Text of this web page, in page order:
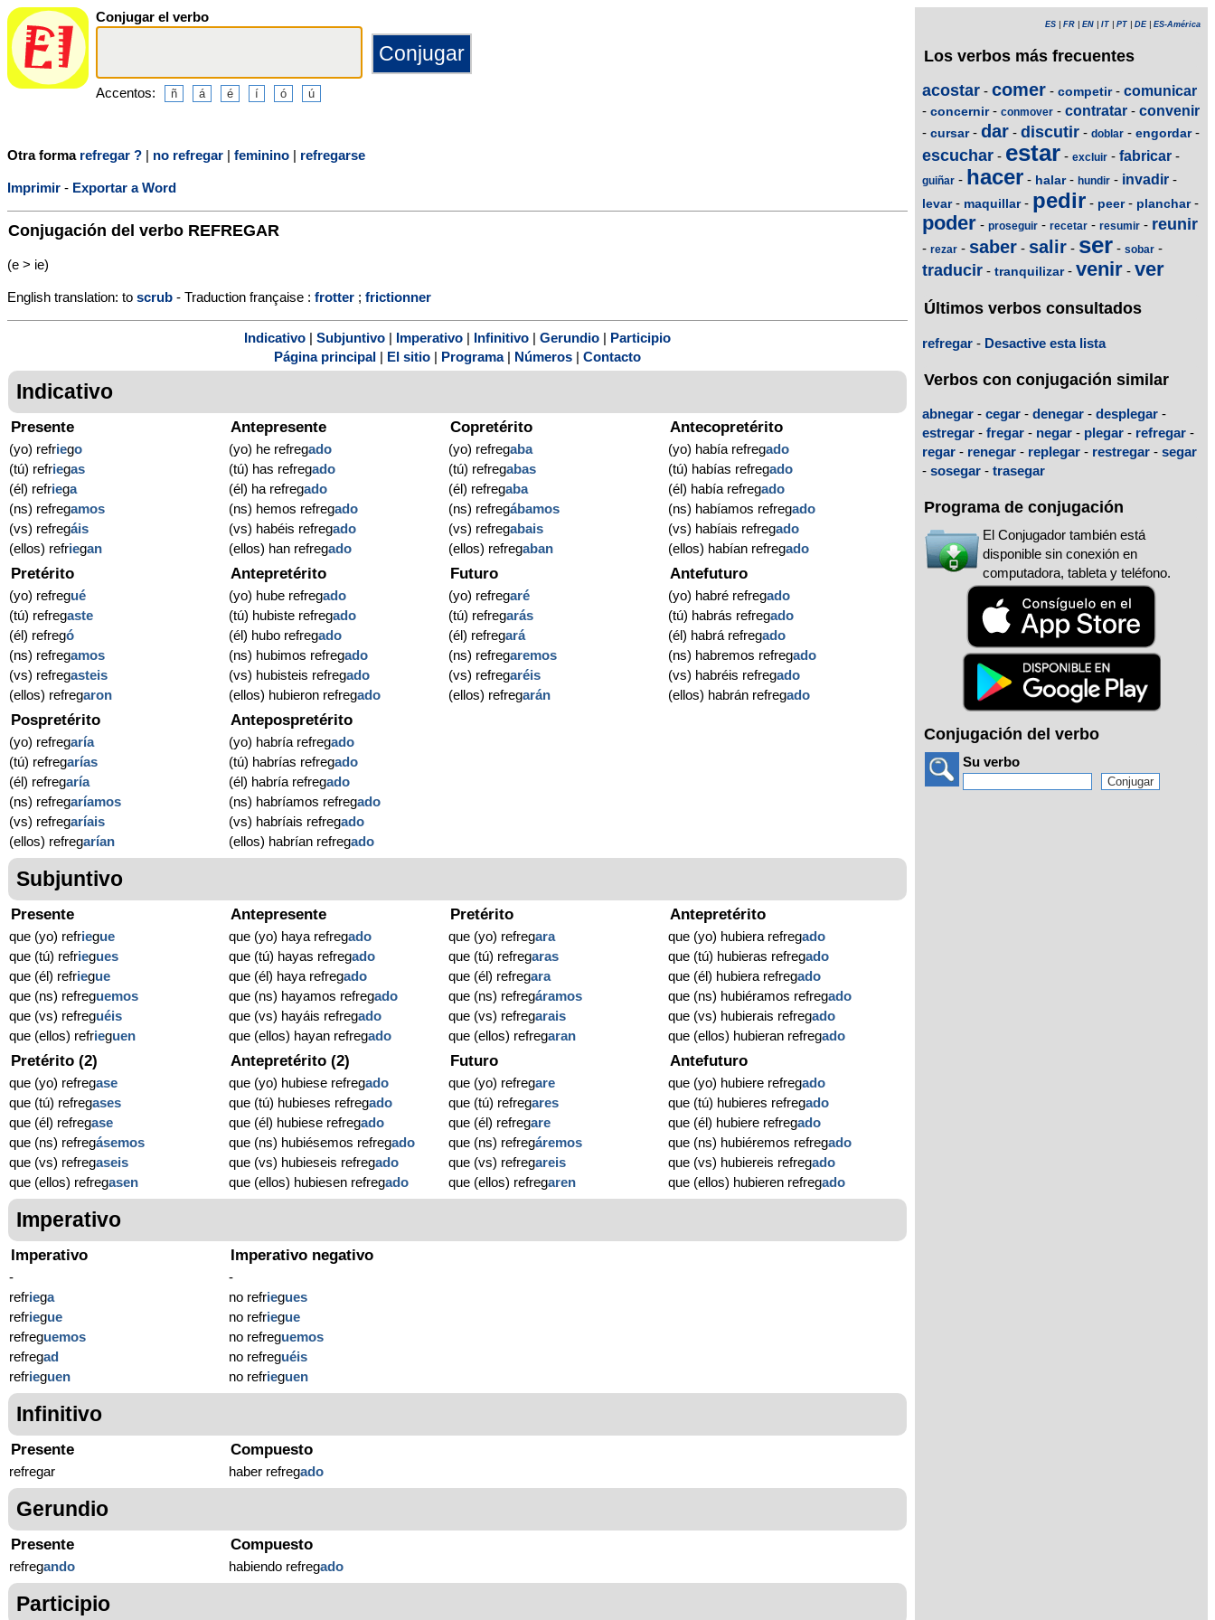
Conjugar el verbo
Accentos:
Otra forma refregar ? | no refregar | feminino | refregarse
Imprimir - Exportar a Word
Conjugación del verbo REFREGAR
(e > ie)
English translation: to scrub - Traduction française : frotter ; frictionner
Indicativo | Subjuntivo | Imperativo | Infinitivo | Gerundio | Participio
Página principal | El sitio | Programa| Números | Contacto
Indicativo
Presente
(yo) refriego
(tú) refriegas
(él) refriega
(ns) refregamos
(vs) refregáis
(ellos) refriegan
Antepresente
(yo) he refregado
(tú) has refregado
(él) ha refregado
(ns) hemos refregado
(vs) habéis refregado
(ellos) han refregado
Copretérito
(yo) refregaba
(tú) refregabas
(él) refregaba
(ns) refregábamos
(vs) refregabais
(ellos) refregaban
Antecopretérito
(yo) había refregado
(tú) habías refregado
(él) había refregado
(ns) habíamos refregado
(vs) habíais refregado
(ellos) habían refregado
Pretérito
(yo) refregué
(tú) refregaste
(él) refregó
(ns) refregamos
(vs) refregasteis
(ellos) refregaron
Antepretérito
(yo) hube refregado
(tú) hubiste refregado
(él) hubo refregado
(ns) hubimos refregado
(vs) hubisteis refregado
(ellos) hubieron refregado
Futuro
(yo) refregaré
(tú) refregarás
(él) refregará
(ns) refregaremos
(vs) refregaréis
(ellos) refregarán
Antefuturo
(yo) habré refregado
(tú) habrás refregado
(él) habrá refregado
(ns) habremos refregado
(vs) habréis refregado
(ellos) habrán refregado
Pospretérito
(yo) refregaría
(tú) refregarías
(él) refregaría
(ns) refregaríamos
(vs) refregaríais
(ellos) refregarían
Antepospretérito
(yo) habría refregado
(tú) habrías refregado
(él) habría refregado
(ns) habríamos refregado
(vs) habríais refregado
(ellos) habrían refregado
Subjuntivo
Presente
que (yo) refriegue
que (tú) refriegues
que (él) refriegue
que (ns) refreguemos
que (vs) refreguéis
que (ellos) refrieguen
Antepresente
que (yo) haya refregado
que (tú) hayas refregado
que (él) haya refregado
que (ns) hayamos refregado
que (vs) hayáis refregado
que (ellos) hayan refregado
Pretérito
que (yo) refregara
que (tú) refregaras
que (él) refregara
que (ns) refregáramos
que (vs) refregarais
que (ellos) refregaran
Antepretérito
que (yo) hubiera refregado
que (tú) hubieras refregado
que (él) hubiera refregado
que (ns) hubiéramos refregado
que (vs) hubierais refregado
que (ellos) hubieran refregado
Pretérito (2)
que (yo) refregase
que (tú) refregases
que (él) refregase
que (ns) refregásemos
que (vs) refregaseis
que (ellos) refregasen
Antepretérito (2)
que (yo) hubiese refregado
que (tú) hubieses refregado
que (él) hubiese refregado
que (ns) hubiésemos refregado
que (vs) hubieseis refregado
que (ellos) hubiesen refregado
Futuro
que (yo) refregare
que (tú) refregares
que (él) refregare
que (ns) refregáremos
que (vs) refregareis
que (ellos) refregaren
Antefuturo
que (yo) hubiere refregado
que (tú) hubieres refregado
que (él) hubiere refregado
que (ns) hubiéremos refregado
que (vs) hubiereis refregado
que (ellos) hubieren refregado
Imperativo
Imperativo
-
refriega
refriegue
refreguemos
refregad
refrieguen
Imperativo negativo
-
no refriegues
no refriegue
no refreguemos
no refreguéis
no refrieguen
Infinitivo
Presente
refregar
Compuesto
haber refregado
Gerundio
Presente
refregando
Compuesto
habiendo refregado
Participio
ES FR EN IT PT DE| ES-América
Los verbos más frecuentes
acostar - comer - competir- comunicar
- concernir- conmover - contratar - convenir
- cursar- dar - discutir - doblar - engordar-
escuchar - estar - excluir - fabricar -
guiñar - hacer - halar- hundir - invadir -
levar- maquillar- pedir - peer- planchar-
poder - proseguir - recetar - resumir - reunir
- rezar - saber - salir - ser - sobar -
traducir - tranquilizar- venir - ver
Últimos verbos consultados
refregar - Desactive esta lista
Verbos con conjugación similar
abnegar - cegar - denegar - desplegar -
estregar - fregar - negar - plegar - refregar -
regar - renegar - replegar - restregar - segar
- sosegar - trasegar
Programa de conjugación
El Conjugador también está
disponible sin conexión en
computadora, tableta y teléfono.
Conjugación del verbo
Su verbo